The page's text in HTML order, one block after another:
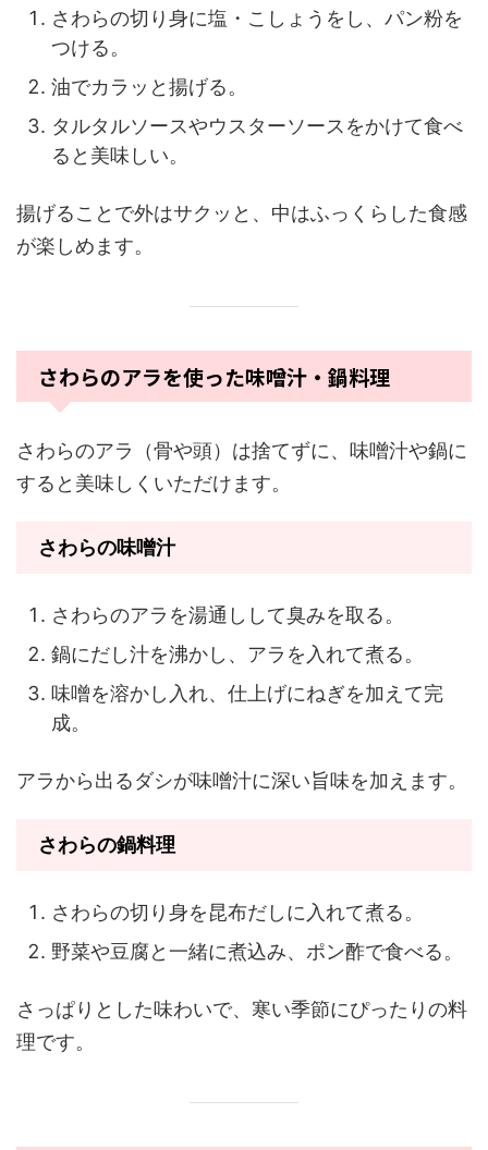
さわらの切り身に塩・こしょうをし、パン粉を
つける。
油でカラッと揚げる。
タルタルソースやウスターソースをかけて食べ
ると美味しい。
揚げることで外はサクッと、中はふっくらした食感
が楽しめます。
さわらのアラを使った味噌汁・鍋料理
さわらのアラ（骨や頭）は捨てずに、味噌汁や鍋に
すると美味しくいただけます。
さわらの味噌汁
さわらのアラを湯通しして臭みを取る。
鍋にだし汁を沸かし、アラを入れて煮る。
味噌を溶かし入れ、仕上げにねぎを加えて完
成。
アラから出るダシが味噌汁に深い旨味を加えます。
さわらの鍋料理
さわらの切り身を昆布だしに入れて煮る。
野菜や豆腐と一緒に煮込み、ポン酢で食べる。
さっぱりとした味わいで、寒い季節にぴったりの料
理です。